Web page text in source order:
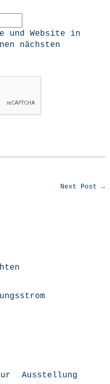
und Website in
nächsten
Next Post →
Ausstellung